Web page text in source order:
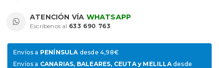
ATENCIÓN VÍA WHATSAPP
Escríbenos al 633 690 763
Envíos a PENÍNSULA desde 4,98€
Envíos a CANARIAS, BALEARES, CEUTA y MELILLAdesde